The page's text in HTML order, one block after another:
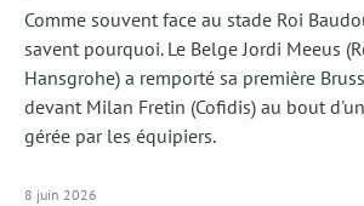
Comme souvent face au stade Roi
savent pourquoi. Le Belge Jordi Meeus
Hansgrohe) a remporté sa première
devant Milan Fretin (Cofidis) au bout
gérée par les équipiers.
8 juin 2026